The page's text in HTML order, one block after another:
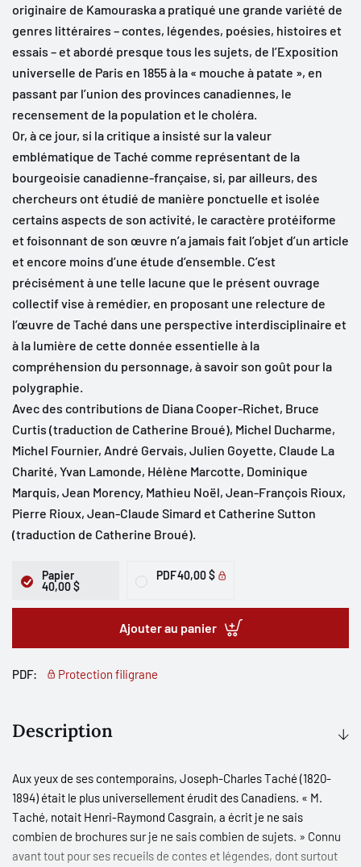
originaire de Kamouraska a pratiqué une grande variété de
genres littéraires – contes, légendes, poésies, histoires et
essais – et abordé presque tous les sujets, de l’Exposition
universelle de Paris en 1855 à la « mouche à patate », en
passant par l’union des provinces canadiennes, le
recensement de la population et le choléra.
Or, à ce jour, si la critique a insisté sur la valeur
emblématique de Taché comme représentant de la
bourgeoisie canadienne-française, si, par ailleurs, des
chercheurs ont étudié de manière ponctuelle et isolée
certains aspects de son activité, le caractère protéiforme
et foisonnant de son œuvre n’a jamais fait l’objet d’un article
et encore moins d’une étude d’ensemble. C’est
précisément à une telle lacune que le présent ouvrage
collectif vise à remédier, en proposant une relecture de
l’œuvre de Taché dans une perspective interdisciplinaire et
à la lumière de cette donnée essentielle à la
compréhension du personnage, à savoir son goût pour la
polygraphie.
Avec des contributions de Diana Cooper-Richet, Bruce
Curtis (traduction de Catherine Broué), Michel Ducharme,
Michel Fournier, André Gervais, Julien Goyette, Claude La
Charité, Yvan Lamonde, Hélène Marcotte, Dominique
Marquis, Jean Morency, Mathieu Noël, Jean-François Rioux,
Pierre Rioux, Jean-Claude Simard et Catherine Sutton
(traduction de Catherine Broué).
Papier
40,00 $
PDF40,00 $
Ajouter au panier
PDF: Protection filigrane
Description
Aux yeux de ses contemporains, Joseph-Charles Taché (1820-
1894) était le plus universellement érudit des Canadiens. « M.
Taché, notait Henri-Raymond Casgrain, a écrit je ne sais
combien de brochures sur je ne sais combien de sujets. » Connu
avant tout pour ses recueils de contes et légendes, dont surtout